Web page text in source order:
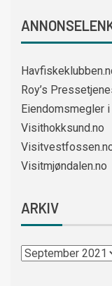
Roy’s
Eiendomsmegler i
Visithokksund.no
Visitmjøndalen.no
ARKIV